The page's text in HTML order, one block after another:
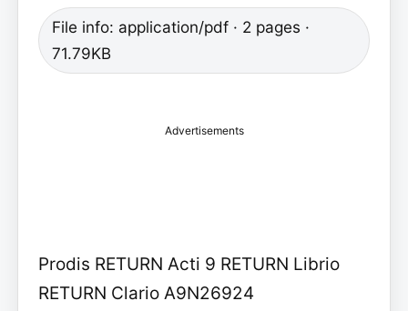
File info: application/pdf · 2 pages ·
71.79KB
Advertisements
Prodis RETURN Acti 9 RETURN Librio
RETURN Clario A9N26924